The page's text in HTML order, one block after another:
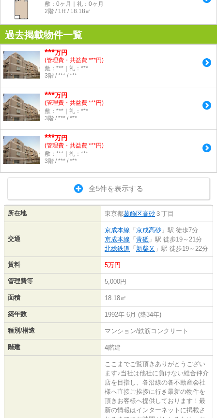
敷：0ヶ月｜礼：0ヶ月
2階 / 1R / 18.18㎡
過去掲載物件一覧
***万円
(管理費・共益費 ***円)
敷：***｜礼：***
3階 / *** / ***
***万円
(管理費・共益費 ***円)
敷：***｜礼：***
3階 / *** / ***
***万円
(管理費・共益費 ***円)
敷：***｜礼：***
3階 / *** / ***
全5件を表示する
所在地 東京都葛飾区高砂 ３丁目
交通
京成本線 「 京成高砂 」駅 徒歩7分
京成本線 「 青砥 」駅 徒歩19～21分
北総鉄道 「 新柴又 」駅 徒歩19～22分
賃料 5万円
管理費等 5,000円
面積 18.18㎡
築年数 1992年 6月 (築34年)
種別/構造 マンション/鉄筋コンクリート
階建 4階建
ここまでご覧頂きありがとうござい
ます♪当社は他社に負けない総合仲介
店を目指し、各沿線の各不動産会社
様へ直接ご挨拶に行き最新の物件を
頂きお客様へ提供しております！最
新の情報はインターネットに掲載さ